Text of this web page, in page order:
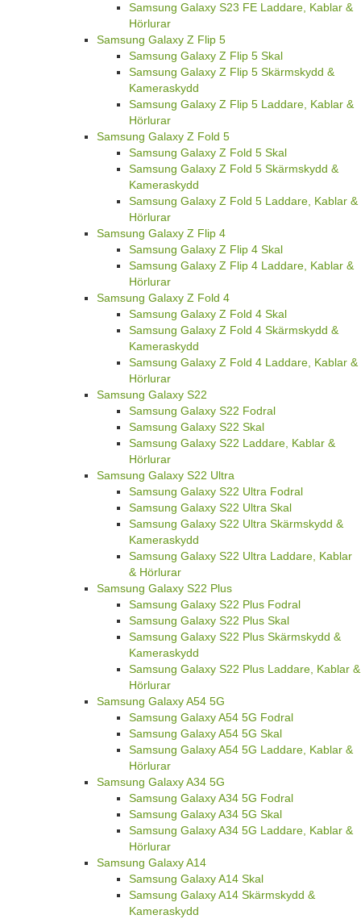
Samsung Galaxy S23 FE Laddare, Kablar &
Hörlurar
Samsung Galaxy Z Flip 5
Samsung Galaxy Z Flip 5 Skal
Samsung Galaxy Z Flip 5 Skärmskydd &
Kameraskydd
Samsung Galaxy Z Flip 5 Laddare, Kablar &
Hörlurar
Samsung Galaxy Z Fold 5
Samsung Galaxy Z Fold 5 Skal
Samsung Galaxy Z Fold 5 Skärmskydd &
Kameraskydd
Samsung Galaxy Z Fold 5 Laddare, Kablar &
Hörlurar
Samsung Galaxy Z Flip 4
Samsung Galaxy Z Flip 4 Skal
Samsung Galaxy Z Flip 4 Laddare, Kablar &
Hörlurar
Samsung Galaxy Z Fold 4
Samsung Galaxy Z Fold 4 Skal
Samsung Galaxy Z Fold 4 Skärmskydd &
Kameraskydd
Samsung Galaxy Z Fold 4 Laddare, Kablar &
Hörlurar
Samsung Galaxy S22
Samsung Galaxy S22 Fodral
Samsung Galaxy S22 Skal
Samsung Galaxy S22 Laddare, Kablar &
Hörlurar
Samsung Galaxy S22 Ultra
Samsung Galaxy S22 Ultra Fodral
Samsung Galaxy S22 Ultra Skal
Samsung Galaxy S22 Ultra Skärmskydd &
Kameraskydd
Samsung Galaxy S22 Ultra Laddare, Kablar
& Hörlurar
Samsung Galaxy S22 Plus
Samsung Galaxy S22 Plus Fodral
Samsung Galaxy S22 Plus Skal
Samsung Galaxy S22 Plus Skärmskydd &
Kameraskydd
Samsung Galaxy S22 Plus Laddare, Kablar &
Hörlurar
Samsung Galaxy A54 5G
Samsung Galaxy A54 5G Fodral
Samsung Galaxy A54 5G Skal
Samsung Galaxy A54 5G Laddare, Kablar &
Hörlurar
Samsung Galaxy A34 5G
Samsung Galaxy A34 5G Fodral
Samsung Galaxy A34 5G Skal
Samsung Galaxy A34 5G Laddare, Kablar &
Hörlurar
Samsung Galaxy A14
Samsung Galaxy A14 Skal
Samsung Galaxy A14 Skärmskydd &
Kameraskydd